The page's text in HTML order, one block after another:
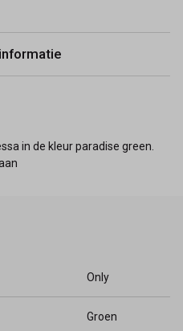
in de kleur paradise green.
Only
Groen